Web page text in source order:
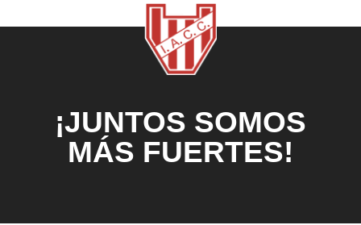
¡JUNTOS SOMOS
MÁS FUERTES!